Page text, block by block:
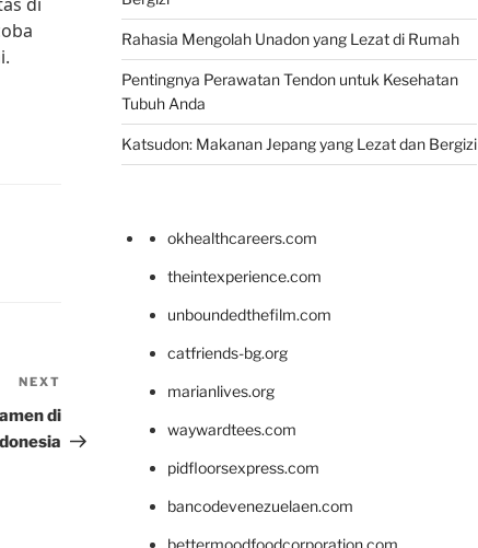
Post
NEXT
di
Rahasia Mengolah Unadon yang Lezat di Rumah
Pentingnya Perawatan Tendon untuk Kesehatan
Tubuh Anda
Katsudon: Makanan Jepang yang Lezat dan Bergizi
okhealthcareers.com
theintexperience.com
unboundedthefilm.com
catfriends-bg.org
marianlives.org
waywardtees.com
pidfloorsexpress.com
bancodevenezuelaen.com